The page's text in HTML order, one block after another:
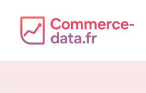
contenu